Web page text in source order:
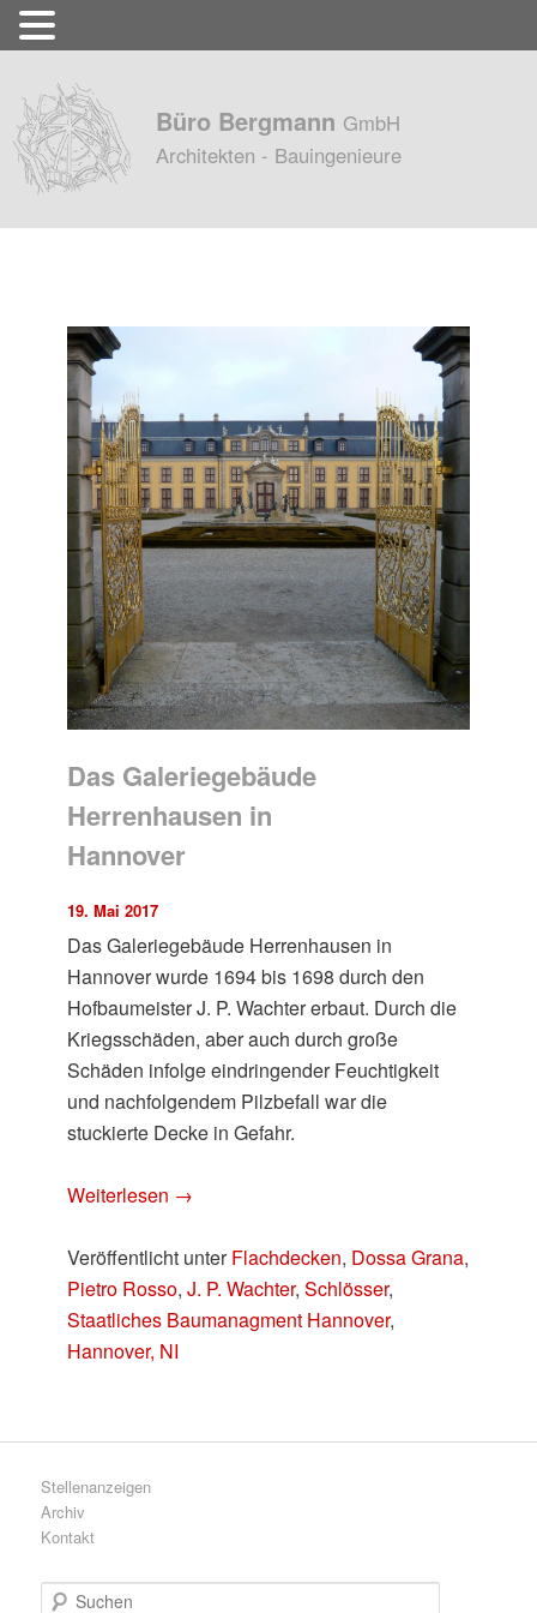
Büro Bergmann GmbH
Architekten - Bauingenieure
Das Galeriegebäude
Herrenhausen in
Hannover
19. Mai 2017
Das Galeriegebäude Herrenhausen in
Hannover wurde 1694 bis 1698 durch den
Hofbaumeister J. P. Wachter erbaut. Durch die
Kriegsschäden, aber auch durch große
Schäden infolge eindringender Feuchtigkeit
und nachfolgendem Pilzbefall war die
stuckierte Decke in Gefahr.
Weiterlesen →
Veröffentlicht unter Flachdecken, Dossa Grana,
Pietro Rosso,J. P. Wachter,Schlösser,
Staatliches Baumanagment Hannover,
Hannover, NI
Stellenanzeigen
Archiv
Kontakt